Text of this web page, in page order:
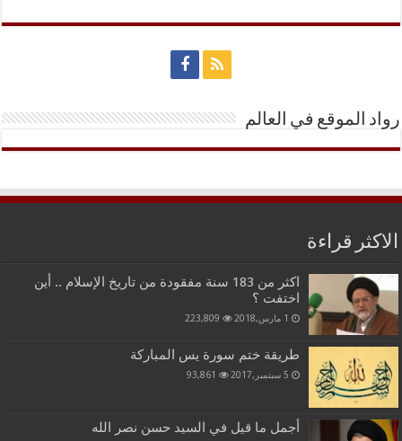
رواد الموقع في العالم
الاكثر قراءة
اكثر من 183 سنة مفقودة من تاريخ الإسلام .. أين
اختفت ؟
1 مارس,2018 223,809
طريقة ختم سورة يس المباركة
5 سبتمبر,2017 93,861
أجمل ما قيل في السيد حسن نصر الله